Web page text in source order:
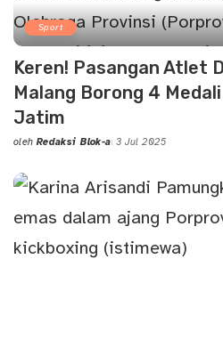
Sport
Keren! Pasangan Atlet
Malang Borong 4
Jatim
Posted
oleh Redaksi Blok-a 3 Jul 2025